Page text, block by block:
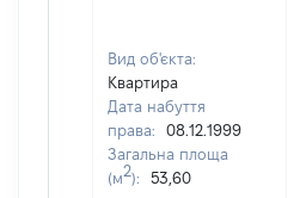
Вид об'єкта:
Квартира
Дата набуття
права:
08.12.1999
Загальна площа
(м2):
53,60